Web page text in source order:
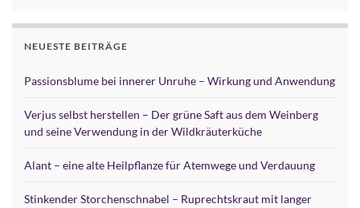
NEUESTE BEITRÄGE
Passionsblume bei innerer Unruhe – Wirkung und Anwendung
Verjus selbst herstellen – Der grüne Saft aus dem Weinberg
und seine Verwendung in der Wildkräuterküche
Alant – eine alte Heilpflanze für Atemwege und Verdauung
Stinkender Storchenschnabel – Ruprechtskraut mit langer